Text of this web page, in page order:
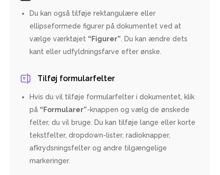
Du kan også tilføje rektangulære eller
ellipseformede figurer på dokumentet ved at
vælge værktøjet “Figurer” . Du kan ændre dets
kant eller udfyldningsfarve efter ønske.
Tilføj formularfelter
Hvis du vil tilføje formularfelter i dokumentet, klik
på “Formularer”-knappen og vælg de ønskede
felter, du vil bruge. Du kan tilføje lange eller korte
tekstfelter, dropdown-lister, radioknapper,
afkrydsningsfelter og andre tilgængelige
markeringer.